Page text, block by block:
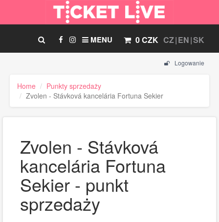
CZ EN SK
0 CZK
MENU
Logowanie
Home
Punkty sprzedaży
Zvolen - Stávková kancelária Fortuna Sekier
Zvolen - Stávková
kancelária Fortuna
Sekier - punkt
sprzedaży